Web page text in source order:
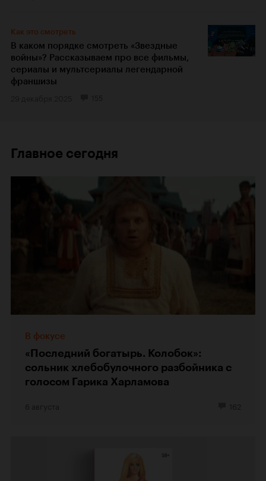
Как это смотреть
В каком порядке смотреть «Звездные
войны»? Рассказываем про все фильмы,
сериалы и мультсериалы легендарной
франшизы
Главное сегодня
В фокусе
«Последний богатырь. Колобок»:
сольник хлебобулочного разбойника с
голосом Гарика Харламова